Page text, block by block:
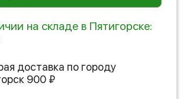
на складе в Пятигорске:
доставка по городу
900 ₽